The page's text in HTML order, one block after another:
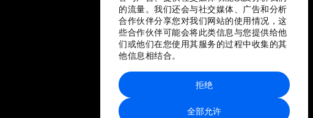
的流量。我们还会与社交媒体、广告和分析
合作伙伴分享您对我们网站的使用情况，这
些合作伙伴可能会将此类信息与您提供给他
们或他们在您使用其服务的过程中收集的其
他信息相结合。
全部允许
拒绝